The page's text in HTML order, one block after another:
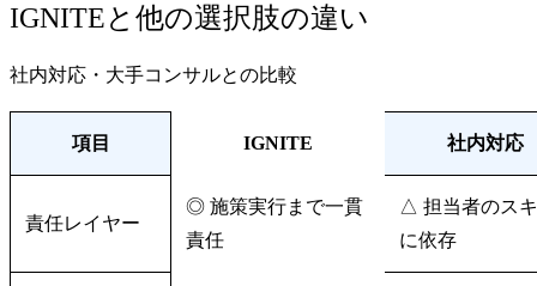
IGNITEと他の選択肢の違い
社内対応・大手コンサルとの比較
項目 IGNITE 社内対応
責任レイヤー
◎ 施策実行まで一貫
責任
△ 担当者のス
に依存